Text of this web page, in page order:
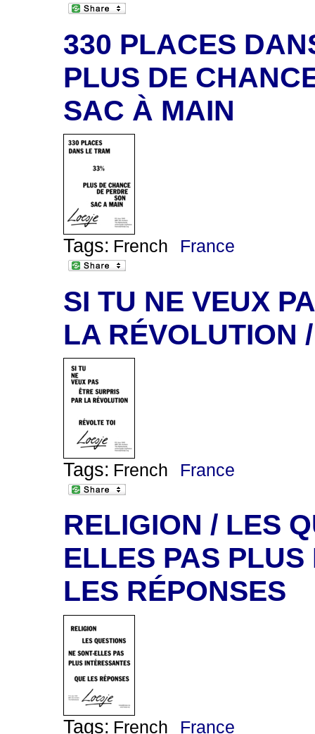
330 PLACES
PLUS DE
SAC À MAIN
Tags: French France
SI TU NE VEUX
LA RÉVOLUTION
Tags: French France
RELIGION / LES
ELLES PAS
LES RÉPONSES
Tags: French France